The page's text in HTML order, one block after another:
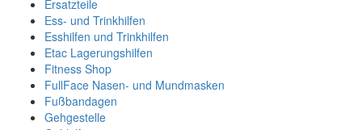
Ersatzteile
Ess- und Trinkhilfen
Esshilfen und Trinkhilfen
Etac Lagerungshilfen
Fitness Shop
FullFace Nasen- und Mundmasken
Fußbandagen
Gehgestelle